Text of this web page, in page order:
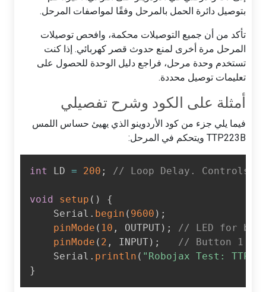
بتوصيل دائرة الحمل بالمرحل وفقًا لمواصفات المرحل.
تأكد من أن جميع التوصيلات محكمة، وافحص توصيلات
المرحل مرة أخرى لمنع حدوث قصر كهربائي. إذا كنت
تستخدم وحدة مرحل، فراجع دليل الوحدة للحصول على
تعليمات توصيل محددة.
أمثلة على الكود وشرح تفصيلي
فيما يلي جزء من كود الأردوينو الذي يهيئ حساس اللمس
TTP223B ويتحكم في المرحل:
int LD = 200 ; // Loop Delay. Controls
void setup ( )
    Serial
.begin(9600 )
pinMode (10 , OUTPUT ) ; // LED for
pinMode( 2 , INPUT )
// Button 1
    Serial
.println ("Robojax Test: